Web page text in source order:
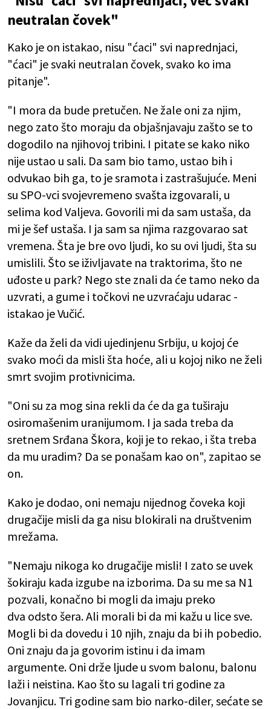
neutralan čovek"
Kako je on istakao, nisu "ćaci" svi naprednjaci,
"ćaci" je svaki neutralan čovek, svako ko ima
pitanje".
"I mora da bude pretučen. Ne žale oni za njim,
nego zato što moraju da objašnjavaju zašto se to
dogodilo na njihovoj tribini. I pitate se kako niko
nije ustao u sali. Da sam bio tamo, ustao bih i
odvukao bih ga, to je sramota i zastrašujuće. Meni
su SPO-vci svojevremeno svašta izgovarali, u
selima kod Valjeva. Govorili mi da sam ustaša, da
mi je šef ustaša. I ja sam sa njima razgovarao sat
vremena. Šta je bre ovo ljudi, ko su ovi ljudi, šta su
umislili. Što se iživljavate na traktorima, što ne
uđoste u park? Nego ste znali da će tamo neko da
uzvrati, a gume i točkovi ne uzvraćaju udarac -
istakao je Vučić.
Kaže da želi da vidi ujedinjenu Srbiju, u kojoj će
svako moći da misli šta hoće, ali u kojoj niko ne želi
smrt svojim protivnicima.
"Oni su za mog sina rekli da će da ga tuširaju
osiromašenim uranijumom. I ja sada treba da
sretnem Srđana Škora, koji je to rekao, i šta treba
da mu uradim? Da se ponašam kao on", zapitao se
on.
Kako je dodao, oni nemaju nijednog čoveka koji
drugačije misli da ga nisu blokirali na društvenim
mrežama.
"Nemaju nikoga ko drugačije misli! I zato se uvek
šokiraju kada izgube na izborima. Da su me sa N1
pozvali, konačno bi mogli da imaju preko
dva odsto šera. Ali morali bi da mi kažu u lice sve.
Mogli bi da dovedu i 10 njih, znaju da bi ih pobedio.
Oni znaju da ja govorim istinu i da imam
argumente. Oni drže ljude u svom balonu, balonu
laži i neistina. Kao što su lagali tri godine za
Jovanjicu. Tri godine sam bio narko-diler, sećate se